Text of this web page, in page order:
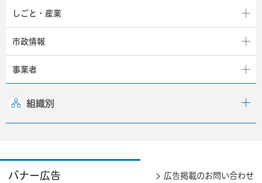
しごと・産業
市政情報
事業者
組織別
バナー広告 広告掲載のお問い合わせ